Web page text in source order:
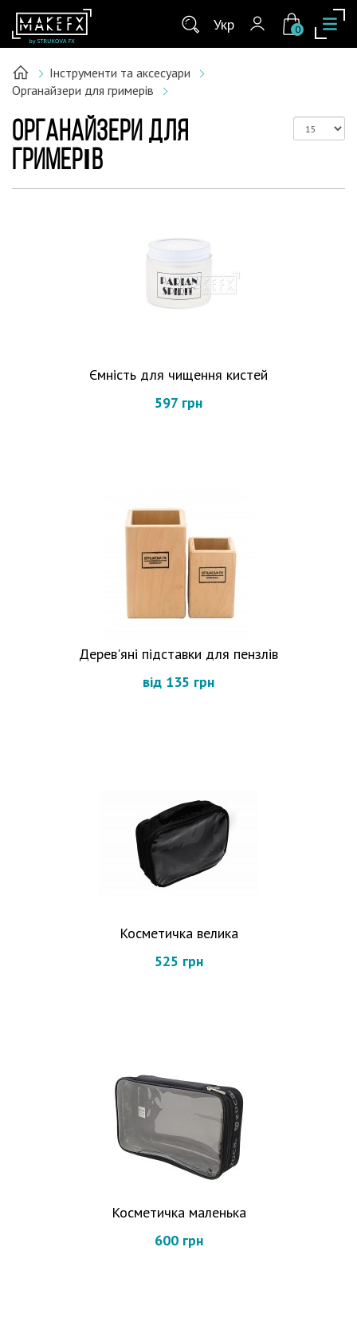
Укр 0
Інструменти та аксесуари
Органайзери для гримерів
ОРГАНАЙЗЕРИ ДЛЯ
ГРИМЕРІВ
Ємність для чищення кистей
597 грн
Дерев'яні підставки для пензлів
від 135 грн
Косметичка велика
525 грн
Косметичка маленька
600 грн